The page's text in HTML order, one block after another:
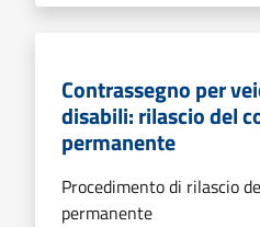
Contrassegno per
disabili: rilascio del
permanente
Procedimento di rilascio
permanente